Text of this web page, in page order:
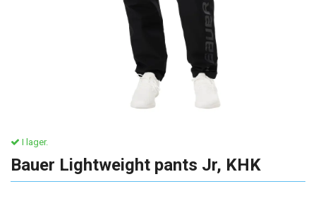
I lager.
Bauer Lightweight pants Jr, KHK